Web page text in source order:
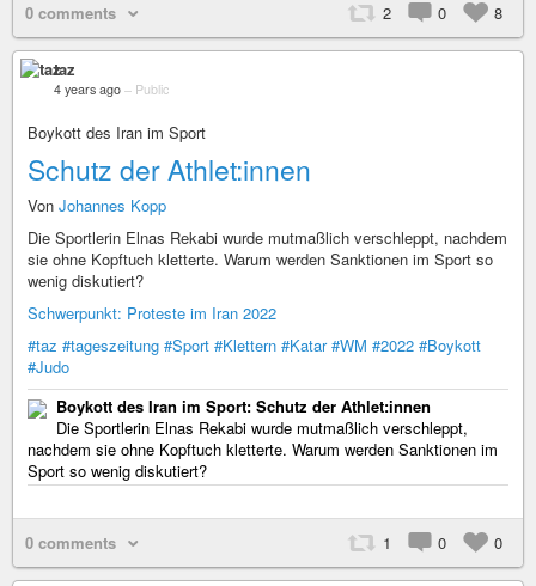
0 comments 2 0 8
taz
4 years ago – Public
Boykott des Iran im Sport
Schutz der Ath­le­t:in­nen
Von Johannes Kopp
Die Sportlerin Elnas Rekabi wurde mutmaßlich verschleppt, nachdem
sie ohne Kopftuch kletterte. Warum werden Sanktionen im Sport so
wenig diskutiert?
Schwerpunkt: Proteste im Iran 2022
#taz #tageszeitung #Sport #Klettern #Katar #WM #2022 #Boykott
#Judo
Boykott des Iran im Sport: Schutz der Ath­le­t:in­nen
Die Sportlerin Elnas Rekabi wurde mutmaßlich verschleppt,
nachdem sie ohne Kopftuch kletterte. Warum werden Sanktionen im
Sport so wenig diskutiert?
0 comments 1 0 0